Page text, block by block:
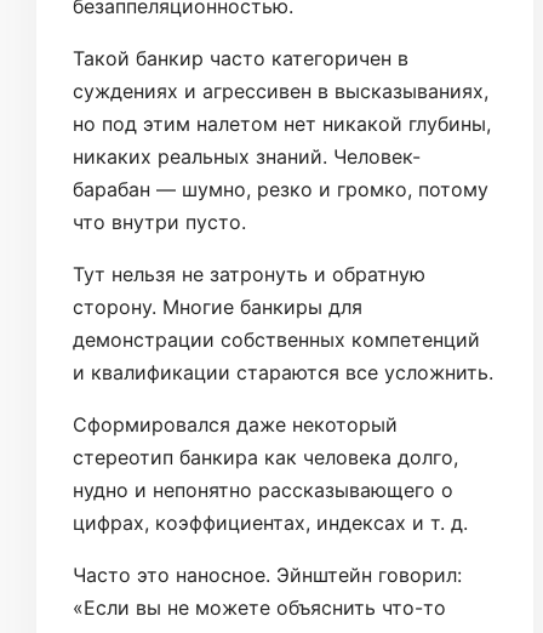
безаппеляционностью.
Такой банкир часто категоричен в
суждениях и агрессивен в высказываниях,
но под этим налетом нет никакой глубины,
никаких реальных знаний. Человек-
барабан — шумно, резко и громко, потому
что внутри пусто.
Тут нельзя не затронуть и обратную
сторону. Многие банкиры для
демонстрации собственных компетенций
и квалификации стараются все усложнить.
Сформировался даже некоторый
стереотип банкира как человека долго,
нудно и непонятно рассказывающего о
цифрах, коэффициентах, индексах и т. д.
Часто это наносное. Эйнштейн говорил:
«Если вы не можете объяснить что-то